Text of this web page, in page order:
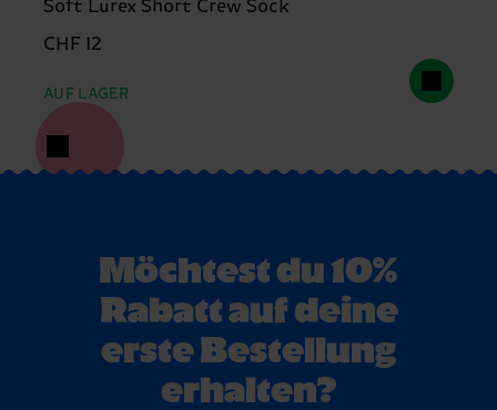
Soft Lurex Short Crew Sock
CHF 12
AUF LAGER
Möchtest du 10%
Rabatt auf deine
erste Bestellung
erhalten?